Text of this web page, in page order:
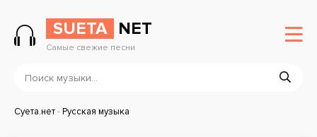
SUETA NET
Самые свежие песни
Суета.нет-Русская музыка